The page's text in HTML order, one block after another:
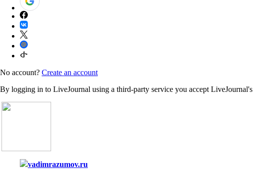
No account? Create an account
By logging in to LiveJournal using a third-party service you accept LiveJournal's
vadimrazumov.ru